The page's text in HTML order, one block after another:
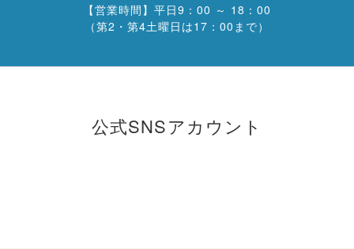
【営業時間】平日9：00 ～ 18：00
（第2・第4土曜日は17：00まで）
公式SNSアカウント